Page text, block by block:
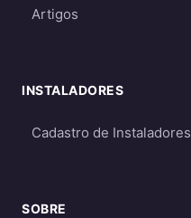
Artigos
INSTALADORES
Cadastro de Instaladores
SOBRE